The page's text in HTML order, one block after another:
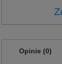
Opinie (0)